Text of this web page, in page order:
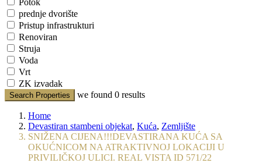
prednje dvorište
Pristup infrastrukturi
Renoviran
Struja
Voda
Vrt
ZK izvadak
Search Properties we found 0 results
Home
Devastiran stambeni objekat, Kuća, Zemljište
SNIŽENA CIJENA!!!DEVASTIRANA KUĆA SA
OKUĆNICOM NA ATRAKTIVNOJ LOKACIJI U
PRIVILIČKOJ ULICI. REAL VISTA ID 571/22